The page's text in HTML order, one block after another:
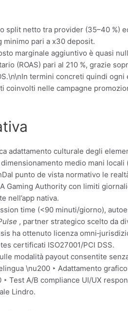
netto tra provider (35–40 %)
minimo pari a x30 deposit.
marginale aggiuntivo è quasi
(ROAS) pari al 210 %, grazie
termini concreti quindi ogni
nelle campagne
adattamento culturale degli
medio mani
punto de vista normativo le
Authority con limiti
nell’app nativa.
time (<90 minuti/giorno),
, partner strategico scelto da
ha ottenuto licenza
certificati ISO27001/PCI DSS.
modalità payout consentite
\nu200 ‣ Adattamento
Test A/B compliance UI/UX
Lindro.